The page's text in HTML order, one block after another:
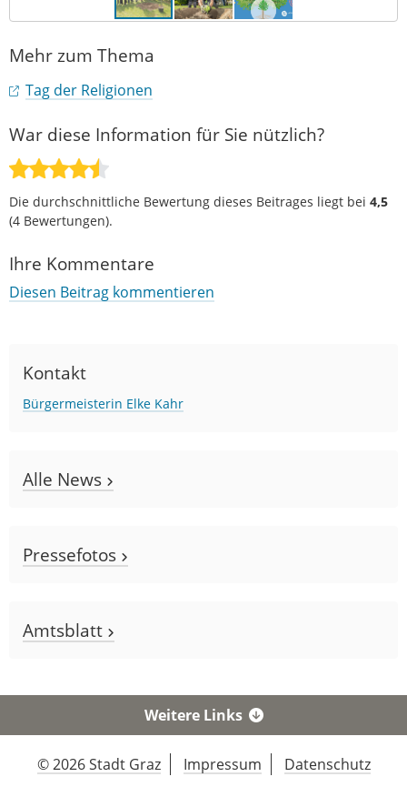
Mehr zum Thema
Tag der Religionen
War diese Information für Sie nützlich?
Die durchschnittliche Bewertung dieses Beitrages liegt bei 4,5
(4 Bewertungen).
Ihre Kommentare
Diesen Beitrag kommentieren
Kontakt
Bürgermeisterin Elke Kahr
Alle News
Pressefotos
Amtsblatt
Weitere Links
© 2026 Stadt Graz Impressum Datenschutz